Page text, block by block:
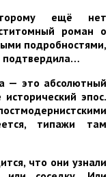
ещё нет
роман о
подробностями,
подтвердила…
— это абсолютный
эпос.
типажи там
что они узнали